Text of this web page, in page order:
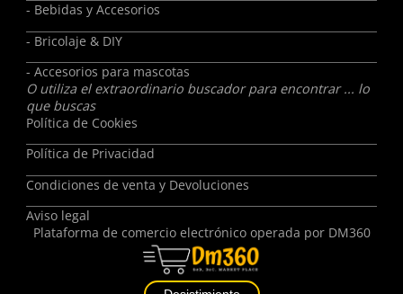
- Bebidas y Accesorios
- Bricolaje & DIY
- Accesorios para mascotas
O utiliza el extraordinario buscador para encontrar ... lo
que buscas
Política de Cookies
Política de Privacidad
Condiciones de venta y Devoluciones
Aviso legal
Plataforma de comercio electrónico operada por DM360